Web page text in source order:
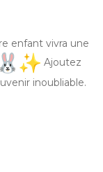
enfant vivra une
Ajoutez
inoubliable.